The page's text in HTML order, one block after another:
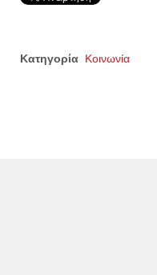
Κατηγορία Κοινωνία